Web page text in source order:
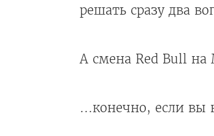
решать сразу два
А смена Red Bull на
...конечно, если вы